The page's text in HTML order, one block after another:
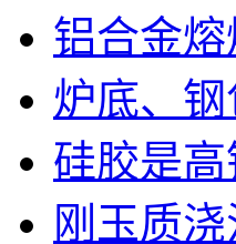
铝合金
炉底、
硅胶是
刚玉质